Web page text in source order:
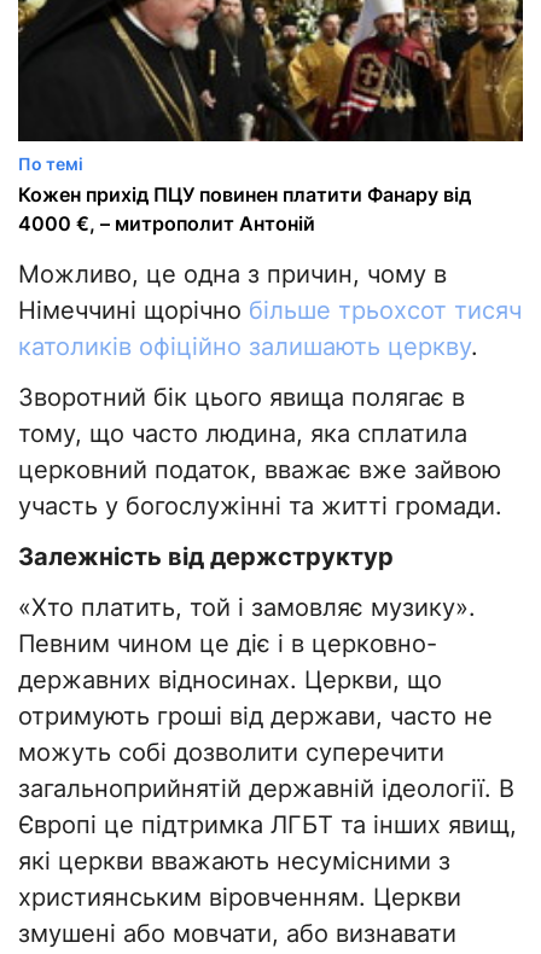
По темі
Кожен прихід ПЦУ повинен платити Фанару від
4000 €, – митрополит Антоній
Можливо, це одна з причин, чому в
Німеччині щорічно більше трьохсот тисяч
католиків офіційно залишають церкву.
Зворотний бік цього явища полягає в
тому, що часто людина, яка сплатила
церковний податок, вважає вже зайвою
участь у богослужінні та житті громади.
Залежність від держструктур
«Хто платить, той і замовляє музику».
Певним чином це діє і в церковно-
державних відносинах. Церкви, що
отримують гроші від держави, часто не
можуть собі дозволити суперечити
загальноприйнятій державній ідеології. В
Європі це підтримка ЛГБТ та інших явищ,
які церкви вважають несумісними з
християнським віровченням. Церкви
змушені або мовчати, або визнавати